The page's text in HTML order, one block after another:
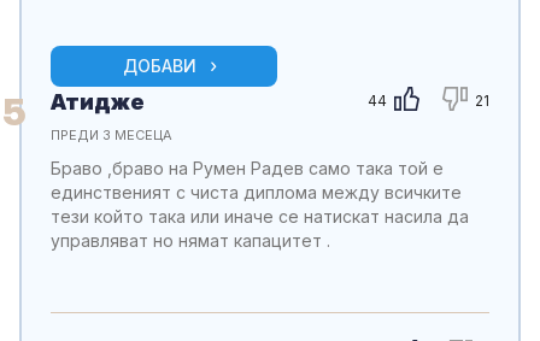
ДОБАВИ
5 44 21
Атидже
ПРЕДИ 3 МЕСЕЦА
Браво ,браво на Румен Радев само така той е
единственият с чиста диплома между всичките
тези който така или иначе се натискат насила да
управляват но нямат капацитет .